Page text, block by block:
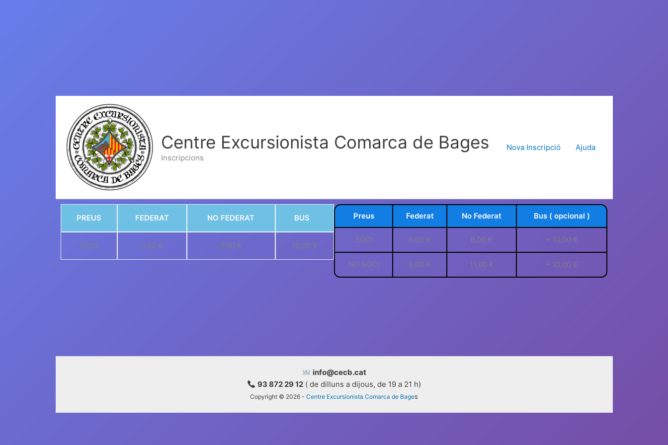
Centre Excursionista Comarca de Bages
Inscripcions
Nova Inscripció Ajuda
PREUS FEDERAT NO FEDERAT BUS
SOCI 0,00 € 6,00 € 10,00 €
Preus Federat No Federat Bus ( opcional )
SOCI 0,00 € 6,00 € + 10,00 €
NO SOCI 5,00 € 11,00 € + 10,00 €
info@cecb.cat
93 872 29 12 ( de dilluns a dijous, de 19 a 21 h)
Copyright © 2026 - Centre Excursionista Comarca de Bages